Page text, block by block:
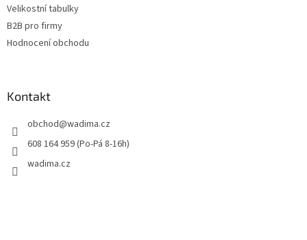
Velikostní tabulky
B2B pro firmy
Hodnocení obchodu
Kontakt
obchod@wadima.cz
608 164 959 (Po-Pá 8-16h)
wadima.cz